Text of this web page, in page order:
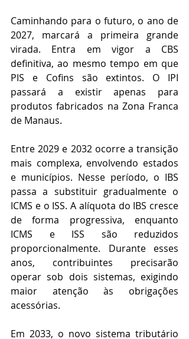
Caminhando para o futuro, o ano de
2027, marcará a primeira grande
virada. Entra em vigor a CBS
definitiva, ao mesmo tempo em que
PIS e Cofins são extintos. O IPI
passará a existir apenas para
produtos fabricados na Zona Franca
de Manaus.
Entre 2029 e 2032 ocorre a transição
mais complexa, envolvendo estados
e municípios. Nesse período, o IBS
passa a substituir gradualmente o
ICMS e o ISS. A alíquota do IBS cresce
de forma progressiva, enquanto
ICMS e ISS são reduzidos
proporcionalmente. Durante esses
anos, contribuintes precisarão
operar sob dois sistemas, exigindo
maior atenção às obrigações
acessórias.
Em 2033, o novo sistema tributário